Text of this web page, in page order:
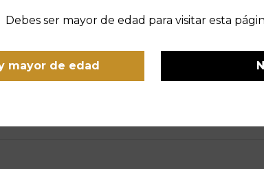
Debes ser mayor de edad para visitar esta
mayor de edad
el paladar que refresca de inmediato.
en Dicomar, incorporas un vino de prestigio
elección perfecta para dar inicio a cualquier
nítido, elegante y rebosante de la luz del sur